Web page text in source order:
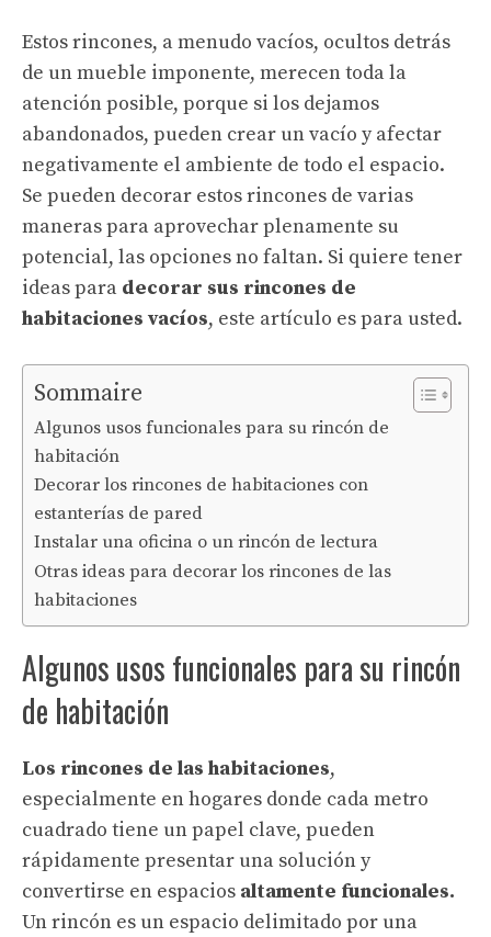
Estos rincones, a menudo vacíos, ocultos detrás
de un mueble imponente, merecen toda la
atención posible, porque si los dejamos
abandonados, pueden crear un vacío y afectar
negativamente el ambiente de todo el espacio.
Se pueden decorar estos rincones de varias
maneras para aprovechar plenamente su
potencial, las opciones no faltan. Si quiere tener
ideas para decorar sus rincones de
habitaciones vacíos, este artículo es para usted.
Sommaire
Algunos usos funcionales para su rincón de
habitación
Decorar los rincones de habitaciones con
estanterías de pared
Instalar una oficina o un rincón de lectura
Otras ideas para decorar los rincones de las
habitaciones
Algunos usos funcionales para su rincón
de habitación
Los rincones de las habitaciones,
especialmente en hogares donde cada metro
cuadrado tiene un papel clave, pueden
rápidamente presentar una solución y
convertirse en espacios altamente funcionales.
Un rincón es un espacio delimitado por una